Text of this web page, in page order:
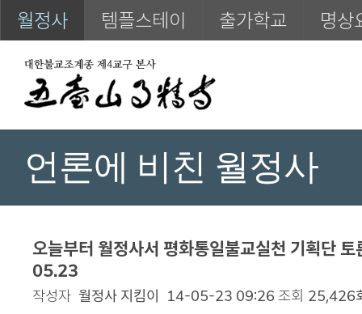
월정사 템플스테이 출가학교 명상
언론에 비친 월정사
오늘부터 월정사서 평화통일불교실천 기획단
05.23
작성자 월정사 지킴이 14-05-23 09:26 조회 25,426